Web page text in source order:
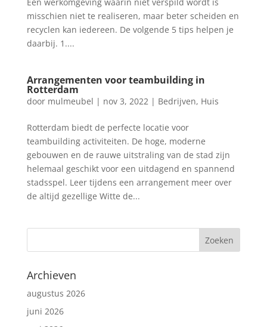
misschien niet te realiseren, maar beter scheiden en
recyclen kan iedereen. De volgende 5 tips helpen je
daarbij. 1....
Arrangementen voor teambuilding in
Rotterdam
door mulmeubel | nov 3, 2022| Bedrijven, Huis
Rotterdam biedt de perfecte locatie voor
teambuilding activiteiten. De hoge, moderne
gebouwen en de rauwe uitstraling van de stad zijn
helemaal geschikt voor een uitdagend en spannend
stadsspel. Leer tijdens een arrangement meer over
de altijd gezellige Witte de...
Archieven
augustus 2026
juni 2026